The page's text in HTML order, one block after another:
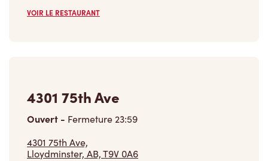
VOIR LE RESTAURANT
4301 75th Ave
Ouvert - Fermeture23:59
4301 75th Ave,
Lloydminster, AB, T9V 0A6